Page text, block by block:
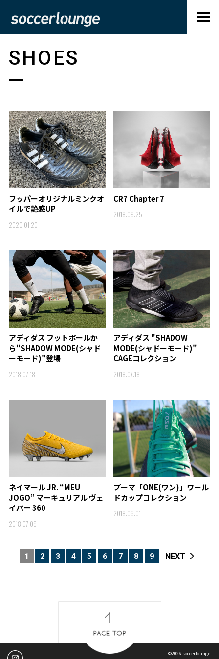
SHOES
フッパーオリジナルミンクオ
イルで艶感UP
2020.01.20
CR7 Chapter 7
2018.09.25
アディダス フットボールか
ら"SHADOW MODE(シャド
ーモード)"登場
2018.07.18
アディダス "SHADOW
MODE(シャドーモード)"
CAGEコレクション
2018.07.18
ネイマール JR. “MEU
JOGO” マーキュリアル ヴェ
イパー 360
2018.07.09
プーマ「ONE(ワン)」ワール
ドカップコレクション
2018.06.01
1 2 3 4 5 6 7 8 9 NEXT
©2026 soccerlounge.